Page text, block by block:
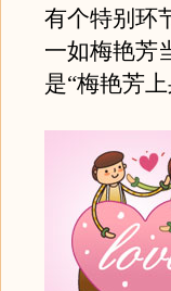
有个特别环
一如梅艳芳
是“梅艳芳上